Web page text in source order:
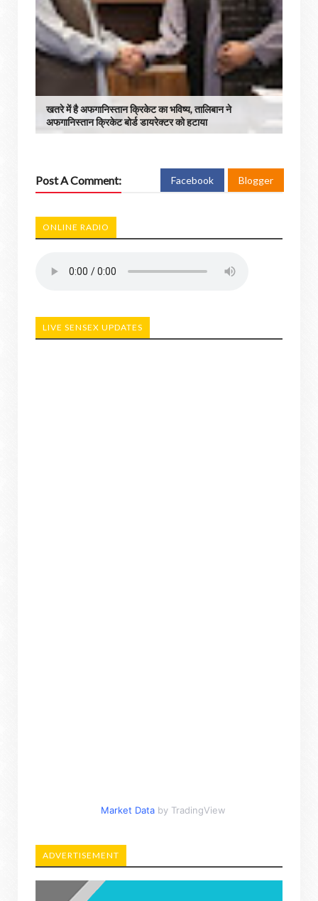
खतरे में है अफगानिस्तान क्रिकेट का भविष्य, तालिबान ने
अफगानिस्तान क्रिकेट बोर्ड डायरेक्टर को हटाया
Post A Comment: Facebook Blogger
ONLINE RADIO
LIVE SENSEX UPDATES
Market Data by TradingView
ADVERTISEMENT